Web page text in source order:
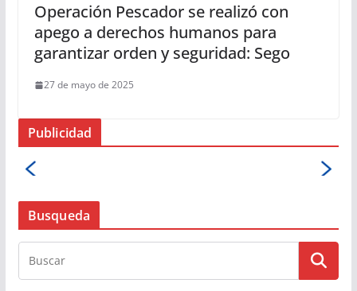
Operación Pescador se realizó con
apego a derechos humanos para
garantizar orden y seguridad: Sego
27 de mayo de 2025
Publicidad